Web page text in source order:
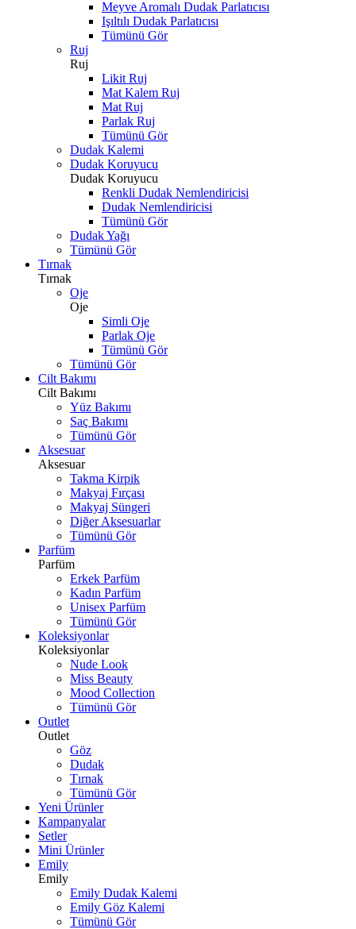
Meyve Aromalı Dudak Parlatıcısı
Işıltılı Dudak Parlatıcısı
Tümünü Gör
Ruj
Ruj
Likit Ruj
Mat Kalem Ruj
Mat Ruj
Parlak Ruj
Tümünü Gör
Dudak Kalemi
Dudak Koruyucu
Dudak Koruyucu
Renkli Dudak Nemlendiricisi
Dudak Nemlendiricisi
Tümünü Gör
Dudak Yağı
Tümünü Gör
Tırnak
Tırnak
Oje
Oje
Simli Oje
Parlak Oje
Tümünü Gör
Tümünü Gör
Cilt Bakımı
Cilt Bakımı
Yüz Bakımı
Saç Bakımı
Tümünü Gör
Aksesuar
Aksesuar
Takma Kirpik
Makyaj Fırçası
Makyaj Süngeri
Diğer Aksesuarlar
Tümünü Gör
Parfüm
Parfüm
Erkek Parfüm
Kadın Parfüm
Unisex Parfüm
Tümünü Gör
Koleksiyonlar
Koleksiyonlar
Nude Look
Miss Beauty
Mood Collection
Tümünü Gör
Outlet
Outlet
Göz
Dudak
Tırnak
Tümünü Gör
Yeni Ürünler
Kampanyalar
Setler
Mini Ürünler
Emily
Emily
Emily Dudak Kalemi
Emily Göz Kalemi
Tümünü Gör